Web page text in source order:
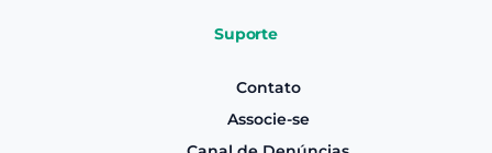
Suporte
Contato
Associe-se